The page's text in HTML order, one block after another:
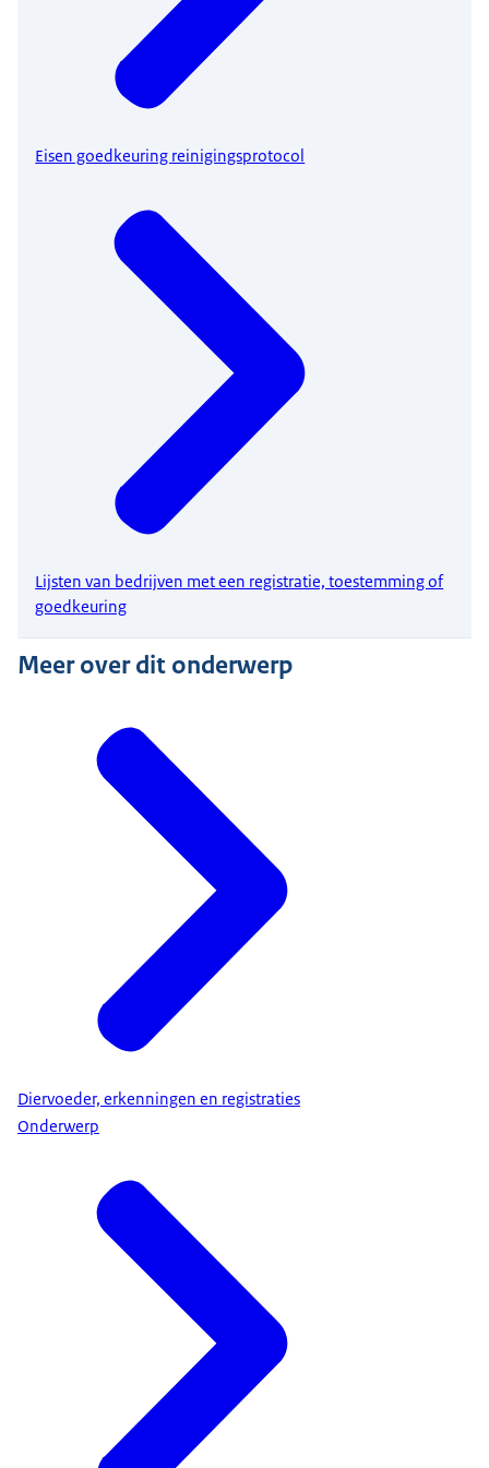
Eisen goedkeuring reinigingsprotocol
Lijsten van bedrijven met een registratie, toestemming of
goedkeuring
Meer over dit onderwerp
Diervoeder, erkenningen en registraties
Onderwerp